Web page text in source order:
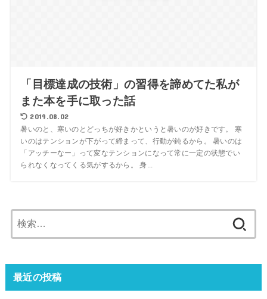
「目標達成の技術」の習得を諦めてた私が
また本を手に取った話
2019.08.02
暑いのと、寒いのとどっちが好きかというと暑いのが好きです。 寒
いのはテンションが下がって締まって、行動が鈍るから。 暑いのは
「アッチーなー」って変なテンションになって常に一定の状態でい
られなくなってくる気がするから。 身...
索:
最近の投稿